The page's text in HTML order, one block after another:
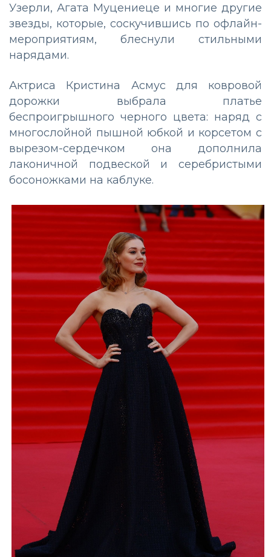
Узерли, Агата Муцениеце и многие другие
звезды, которые, соскучившись по офлайн-
мероприятиям, блеснули стильными
нарядами.
Актриса Кристина Асмус для ковровой
дорожки выбрала платье
беспроигрышного черного цвета: наряд с
многослойной пышной юбкой и корсетом с
вырезом-сердечком она дополнила
лаконичной подвеской и серебристыми
босоножками на каблуке.